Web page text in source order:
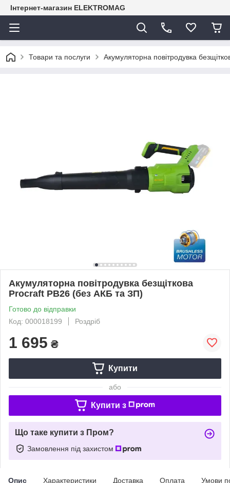
Інтернет-магазин ELEKTROMAG
Товари та послуги Акумуляторна повітродувка
Акумуляторна повітродувка безщіткова
Procraft PB26 (без АКБ та ЗП)
Готово до відправки
Код: 000018199
Роздріб
1 695 ₴
Купити
або
Купити з
Що таке купити з Пром?
Замовлення під захистом
Опис Характеристики Доставка Оплата Умови